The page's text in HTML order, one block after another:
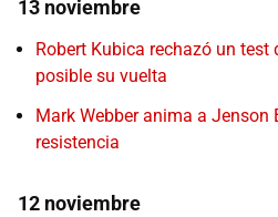
13 noviembre
Robert Kubica rechazó un test
posible su vuelta
Mark Webber anima a Jenson
resistencia
12 noviembre